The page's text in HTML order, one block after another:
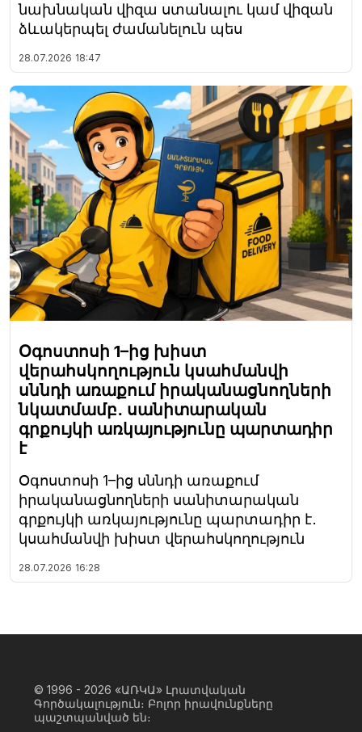
նախնական վիզա ստանալու կամ վիզան
ձևակերպել ժամանելուն պես
28.07.2026 18:47
Օգոստոսի 1–ից խիստ
վերահսկողություն կսահմանվի
սննդի առաքում իրականացնողների
նկատմամբ․ սանիտարական
գրքույկի առկայությունը պարտադիր
է
Օգոստոսի 1–ից սննդի առաքում
իրականացնողների սանիտարական
գրքույկի առկայությունը պարտադիր է․
կսահմանվի խիստ վերահսկողություն
28.07.2026 16:28
© 1996 - 2026 «ԱՌԿԱ» Լրատվական
Գործակալություն։ Բոլոր իրավունքները
պաշտպանված են։